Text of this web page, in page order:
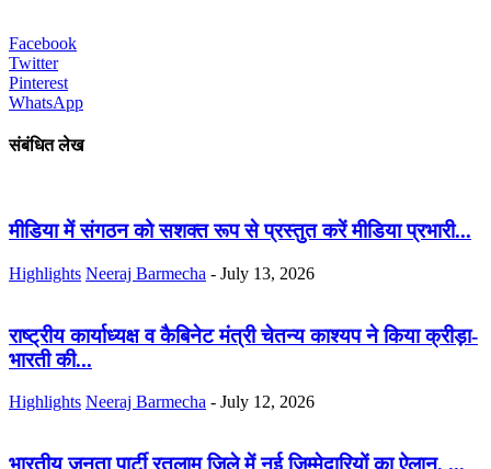
Facebook
Twitter
Pinterest
WhatsApp
संबंधित लेख
मीडिया में संगठन को सशक्त रूप से प्रस्तुत करें मीडिया प्रभारी...
Highlights Neeraj Barmecha - July 13, 2026
राष्ट्रीय कार्याध्यक्ष व कैबिनेट मंत्री चेतन्य काश्यप ने किया क्रीड़ा-
भारती की...
Highlights Neeraj Barmecha - July 12, 2026
भारतीय जनता पार्टी रतलाम जिले में नई जिम्मेदारियों का ऐलान, ...